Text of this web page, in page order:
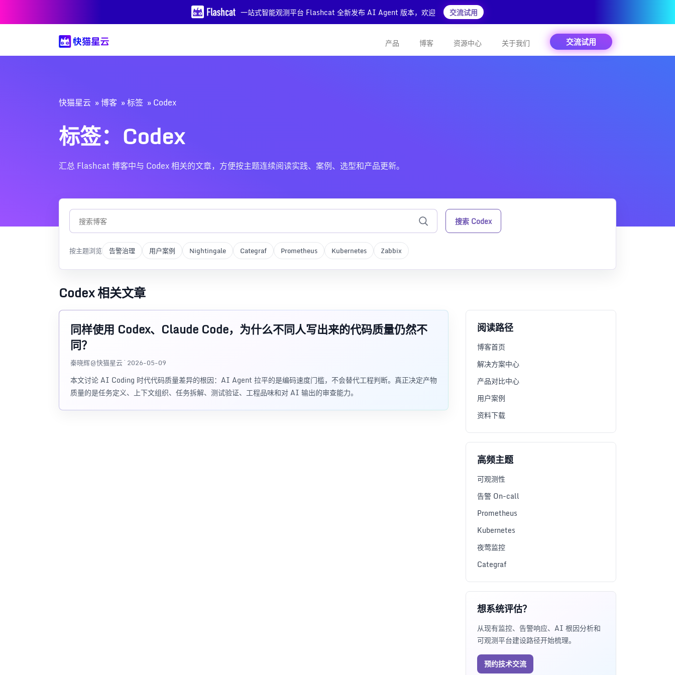
一站式智能观测平台 Flashcat 全新发布 AI Agent 版本，欢迎 交流试用
产品 博客 资源中心 关于我们 交流试用
快猫星云 博客 标签 Codex
标签：Codex
汇总 Flashcat 博客中与 Codex 相关的文章，方便按主题连续阅读实践、案例、选型和产品更新。
搜索 Codex
按主题浏览 告警治理 用户案例 Nightingale Categraf Prometheus Kubernetes Zabbix
Codex 相关文章
同样使用 Codex、Claude Code，为什么不同人写出来的代码质量仍然不
同？
秦晓辉@快猫星云 · 2026-05-09
本文讨论 AI Coding 时代代码质量差异的根因：AI Agent 拉平的是编码速度门槛，不会替代工程判断。真正决定产物
质量的是任务定义、上下文组织、任务拆解、测试验证、工程品味和对 AI 输出的审查能力。
阅读路径
博客首页
解决方案中心
产品对比中心
用户案例
资料下载
高频主题
可观测性
告警 On-call
Prometheus
Kubernetes
夜莺监控
Categraf
想系统评估？
从现有监控、告警响应、AI 根因分析和
可观测平台建设路径开始梳理。
预约技术交流